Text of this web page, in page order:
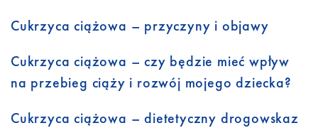
Cukrzyca ciążowa – przyczyny i objawy
Cukrzyca ciążowa – czy będzie mieć wpływ
na przebieg ciąży i rozwój mojego dziecka?
Cukrzyca ciążowa – dietetyczny drogowskaz